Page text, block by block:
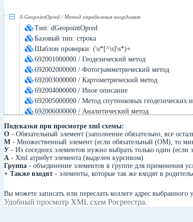
А GeopointOpred / Метод определения координат
Тип: dGeopointOpred
Базовый тип: строка
Шаблон проверки: (\s*[^\s]\s*)+
692001000000 / Геодезический метод
692002000000 / Фотограмметрический метод
692003000000 / Картометрический метод
692004000000 / Иное описание
692005000000 / Метод спутниковых геодезических
692006000000 / Аналитический метод
Подсказки при просмотре xml схемы:
О - Обязательный элемент (заполнение обязательно, все
М - Множественный элемент (если обязательный (ОМ), то
У - Из соседних элементов нужно выбрать только один (если
А - Xml атрибут элемента (выделен курсивом)
Группа - объединение элементов в группе для применения
+ Также входят - элементы, которые так же входят в
Вы можете записать или переслать коллеге адрес выбранного
Удобный просмотр XML схем Росреестра.